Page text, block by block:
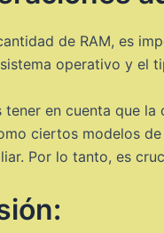
de RAM, es
operativo y el
tener en cuenta que
ciertos modelos
Por lo tanto, es